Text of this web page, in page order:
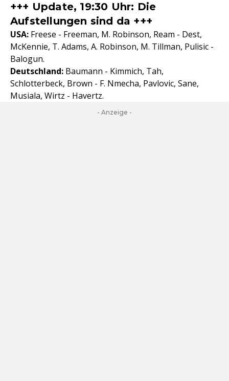
+++ Update, 19:30 Uhr: Die
Aufstellungen sind da +++
USA: Freese - Freeman, M. Robinson, Ream - Dest,
McKennie, T. Adams, A. Robinson, M. Tillman, Pulisic -
Balogun.
Deutschland: Baumann - Kimmich, Tah,
Schlotterbeck, Brown - F. Nmecha, Pavlovic, Sane,
Musiala, Wirtz - Havertz.
- Anzeige -